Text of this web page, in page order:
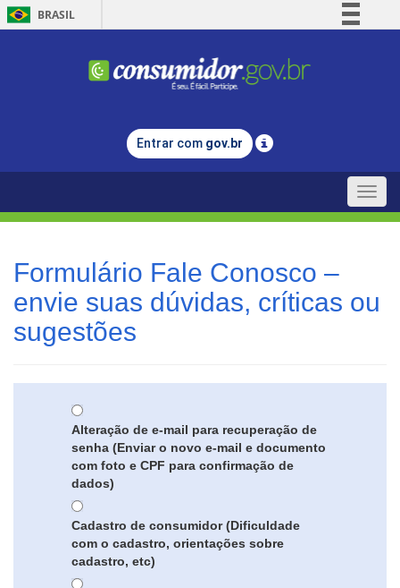
BRASIL
Comunica BR
Legislação
Entrar com gov.br
Toggle
Formulário Fale Conosco –
envie suas dúvidas, críticas ou
sugestões
Alteração de e-mail para recuperação de
senha (Enviar o novo e-mail e documento
com foto e CPF para confirmação de
dados)
Cadastro de consumidor (Dificuldade
com o cadastro, orientações sobre
cadastro, etc)